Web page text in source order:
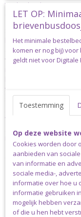
Vind je het lastig om
Color Combo
Scheepjes Catona is
katoen garen met een
afwerking. Dit fijne
voor het haken of
mode- en
heeft het EN71-3
voor personen met een
speelgoed voor baby's
gebruikgemaakt van
waardoor het
gerecycled en
maar liefst 113
2.50-3.50mm. Een bol
een looplengte van
Inhoud van
1 x Scheepjes
1 x Scheepjes
LET OP:
Het minimale
komen er nog bij)
geldt niet voor Digitale
Toestemming
Op deze website
Cookies worden door
aanbieden van
van informatie en
sociale media-,
informatie over hoe u
informatie gebruiken
mogelijk hebben
of die u hen hebt